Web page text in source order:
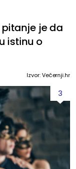
je da
istinu o
Izvor: Večernji.hr
3